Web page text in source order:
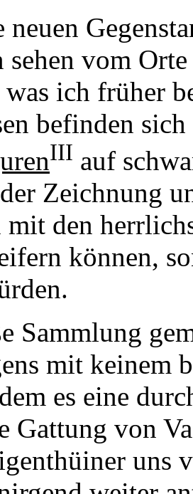
neuen
sehen vom
was ich früher
befinden
III auf
Zeichnung
den
können,
Sammlung
mit keinem
es eine
Gattung von
uns